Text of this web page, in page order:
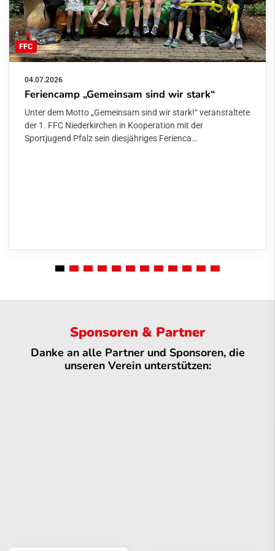
FFC
04.07.2026
Feriencamp „Gemeinsam sind wir stark“
Unter dem Motto „Gemeinsam sind wir stark!“ veranstaltete
der 1. FFC Niederkirchen in Kooperation mit der
Sportjugend Pfalz sein diesjähriges Ferienca…
Sponsoren & Partner
Danke an alle Partner und Sponsoren, die
unseren Verein unterstützen: